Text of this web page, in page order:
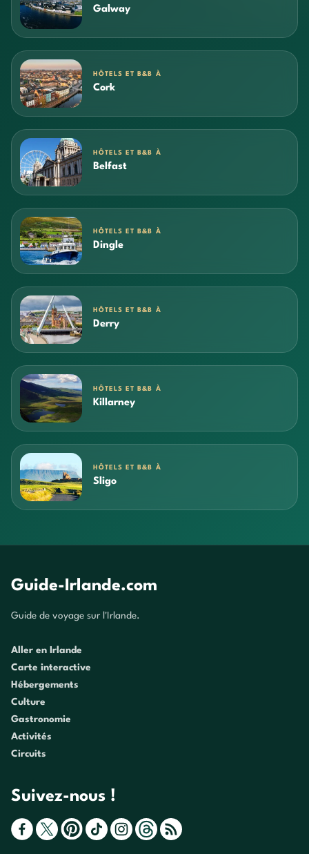
Galway
HÔTELS ET B&B À
Cork
HÔTELS ET B&B À
Belfast
HÔTELS ET B&B À
Dingle
HÔTELS ET B&B À
Derry
HÔTELS ET B&B À
Killarney
HÔTELS ET B&B À
Sligo
Guide-Irlande.com
Guide de voyage sur l'Irlande.
Aller en Irlande
Carte interactive
Hébergements
Culture
Gastronomie
Activités
Circuits
Suivez-nous !